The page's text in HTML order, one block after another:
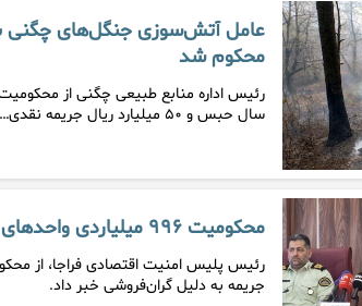
محکوم شد
رئیس اداره منابع طبیعی چگنی از
سال حبس و ۵۰ میلیارد ریال جریمه نقدی…
محکومیت ۹۹۶ میلیاردی واحدهای صنفی بدلیل گرانفروشی
جریمه به دلیل گران‌فروشی خبر داد.